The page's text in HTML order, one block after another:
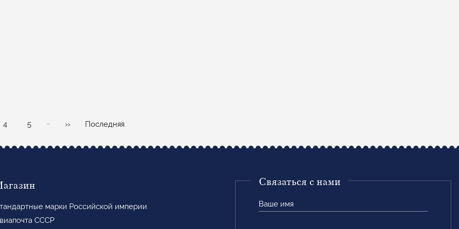
Page
4 Page
5 …
Следующая
››
Последняя
Последняя
марки Российской империи
СССР
Связаться с нами
имя